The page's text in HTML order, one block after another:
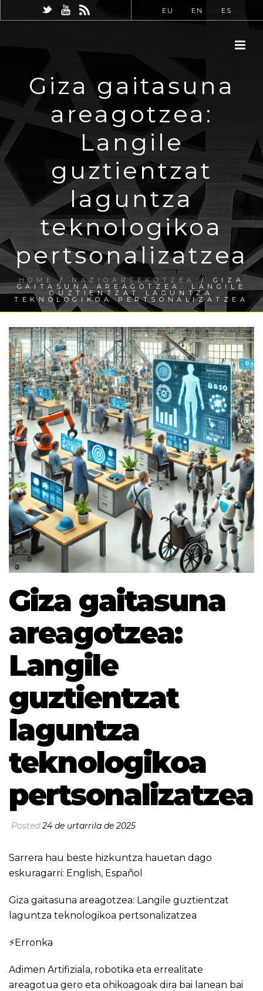
EU EN ES
Giza gaitasuna
areagotzea:
Langile
guztientzat
laguntza
teknologikoa
pertsonalizatzea
HOME/ NAZIOARTEKOTZEA / GIZA
GAITASUNA AREAGOTZEA: LANGILE
GUZTIENTZAT LAGUNTZA
TEKNOLOGIKOA PERTSONALIZATZEA
Giza gaitasuna
areagotzea:
Langile
guztientzat
laguntza
teknologikoa
pertsonalizatzea
Posted24 de urtarrila de 2025
Sarrera hau beste hizkuntza hauetan dago
eskuragarri: English, Español
Giza gaitasuna areagotzea: Langile guztientzat
laguntza teknologikoa pertsonalizatzea
⚡Erronka
Adimen Artifiziala, robotika eta errealitate
areagotua gero eta ohikoagoak dira bai lanean bai